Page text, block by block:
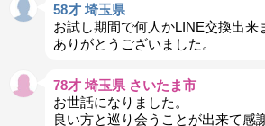
58才 埼玉県
お試し期間で何人かLINE交換出来
ありがとうございました。
78才 埼玉県 さいたま市
お世話になりました。
良い方と巡り会うことが出来て感